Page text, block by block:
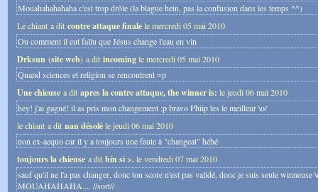
Mouahahahahaha c'est trop drôle (la blague hein, pas la confusion dans les temps ^^)
Le chiant a dit contre attaque finalele mercredi 05 mai 2010
Ou comment il eut fallu que Jésus change l'eau en vin
Drksun (site web) a dit incomingle mercredi 05 mai 2010
Quand sciences et religion se rencontrent =p
Une chieuse a dit apres la contre attaque, the winner is: le jeudi 06 mai 2010
hey! j'ai gagné! il as pris mon changement :p bravo Phiip tes le meilleur \o/
le chiant a dit nan désoléle jeudi 06 mai 2010
non ex-aequo car il y a toujours une faute à "changeat" héhé
toujours la chieuse a dit bin si >.le vendredi 07 mai 2010
sauf qu'il ne l'a pas changer, donc ton score n'est pas validé, donc je suis seule winneuse
MOUAHAHAHA.... //sort//